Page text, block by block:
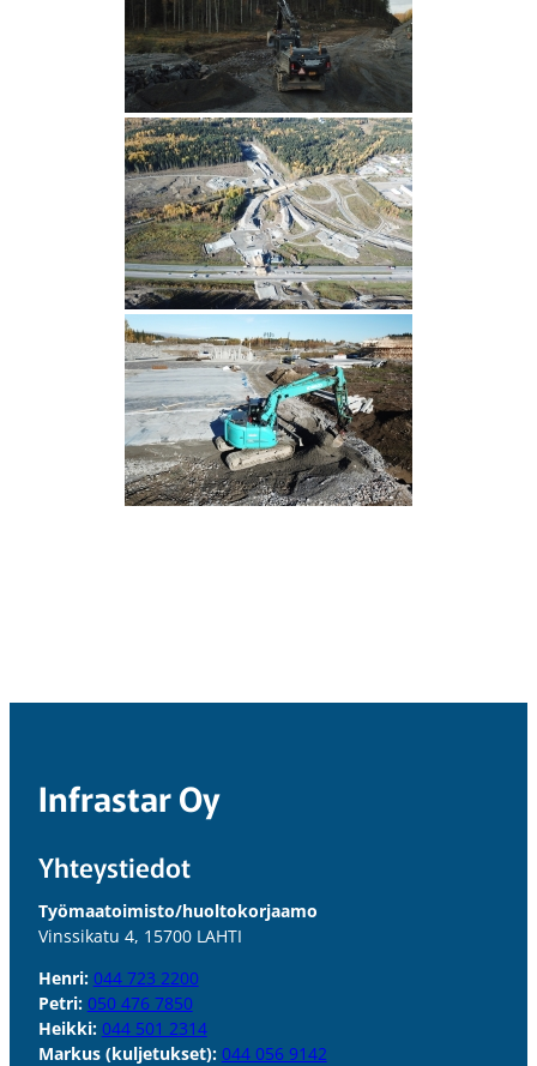
Infrastar Oy
Yhteystiedot
Työmaatoimisto/huoltokorjaamo
Vinssikatu 4, 15700 LAHTI
Henri: 044 723 2200
Petri: 050 476 7850
Heikki: 044 501 2314
Markus (kuljetukset): 044 056 9142